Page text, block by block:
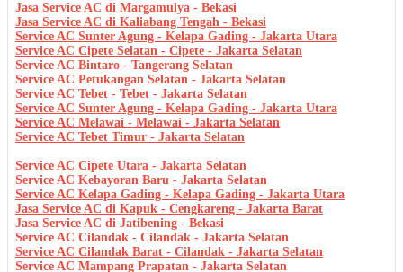
Jasa Service AC di Margamulya - Bekasi
Jasa Service AC di Kaliabang Tengah - Bekasi
Service AC Sunter Agung - Kelapa Gading - Jakarta Utara
Service AC Cipete Selatan - Cipete - Jakarta Selatan
Service AC Bintaro - Tangerang Selatan
Service AC Petukangan Selatan - Jakarta Selatan
Service AC Tebet - Tebet - Jakarta Selatan
Service AC Sunter Agung - Kelapa Gading - Jakarta Utara
Service AC Melawai - Melawai - Jakarta Selatan
Service AC Tebet Timur - Jakarta Selatan
Service AC Cipete Utara - Jakarta Selatan
Service AC Kebayoran Baru - Jakarta Selatan
Service AC Kelapa Gading - Kelapa Gading - Jakarta Utara
Jasa Service AC di Kapuk - Cengkareng - Jakarta Barat
Jasa Service AC di Jatibening - Bekasi
Service AC Cilandak - Cilandak - Jakarta Selatan
Service AC Cilandak Barat - Cilandak - Jakarta Selatan
Service AC Mampang Prapatan - Jakarta Selatan